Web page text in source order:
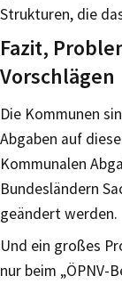
Strukturen, die
Fazit,
Vorschlägen
Die Kommunen
Abgaben auf
Kommunalen
Bundesländern
geändert werden.
Und ein großes
nur beim „ÖPNV-